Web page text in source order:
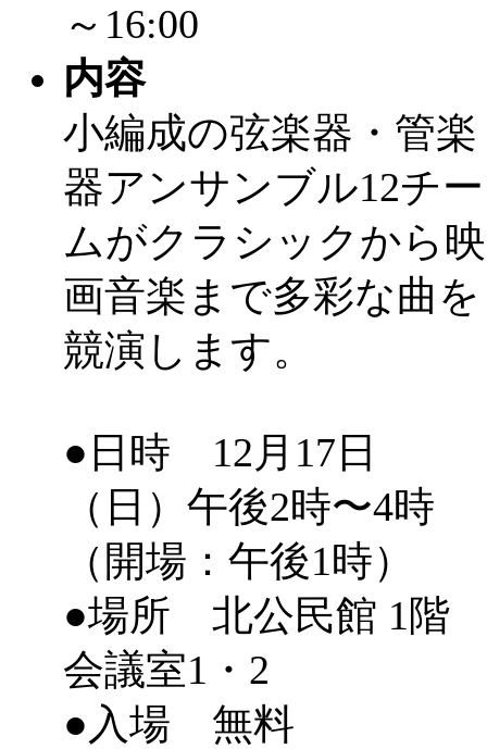
～16:00
内容
小編成の弦楽器・管楽
器アンサンブル12チー
ムがクラシックから映
画音楽まで多彩な曲を
競演します。
●日時 12月17日
（日）午後2時〜4時
（開場：午後1時）
●場所 北公民館 1
会議室1・2
●入場 無料